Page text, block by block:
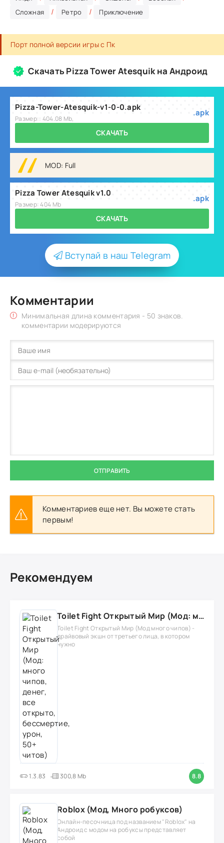
Сложная / Ретро / Приключение
Порт полной версии игры с Пк
Скачать Pizza Tower Atesquik на Андроид
Pizza-Tower-Atesquik-v1-0-0.apk
Размер:: 404.08 Mb,
.apk
СКАЧАТЬ
MOD: Full
Pizza Tower Atesquik v1.0
Размер: 404 Mb
.apk
СКАЧАТЬ
Вступай в наш Telegram
Комментарии
Минимальная длина комментария - 50 знаков.
комментарии модерируются
ОТПРАВИТЬ
Комментариев еще нет. Вы можете стать
первым!
Рекомендуем
Toilet Fight Открытый Мир (Мод: много чипов, денег, все открыто, бессмертие, урон, 50+ читов)
Toilet Fight Открытый Мир (Мод много чипов) -
драйвовый экшн от третьего лица, в котором
нужно
1.3.83 300,8 Mb 8.8
Roblox (Мод, Много робуксов)
Онлайн-песочница под названием "Roblox" на
Андроид с модом на робуксы представляет
собой